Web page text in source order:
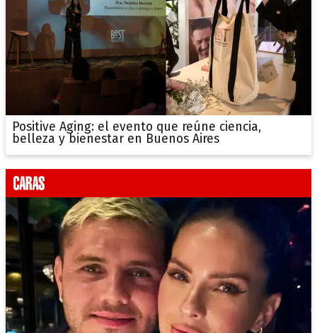
Positive Aging: el evento que reúne ciencia,
belleza y bienestar en Buenos Aires